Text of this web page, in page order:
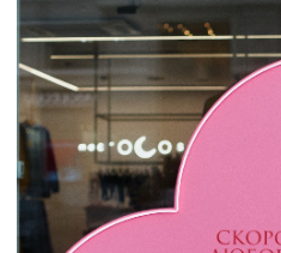
Сочи
Село Эстосадок, ТРЦ Горки Молл,
Горная Карусель, 3
+7 (919) 374-04-04
с 10-00 до 22-00
смотреть в Яндекс. Картах